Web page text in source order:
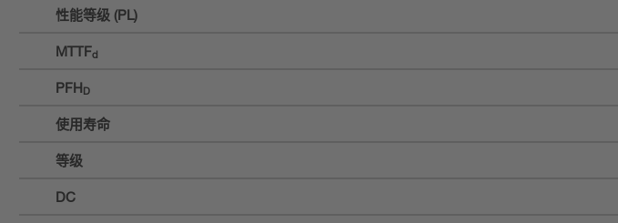
性能等级 (PL)
MTTFd
PFHD
使用寿命
等级
DC